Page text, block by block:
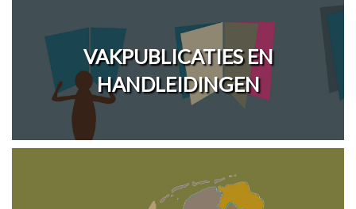
VAKPUBLICATIES EN
HANDLEIDINGEN